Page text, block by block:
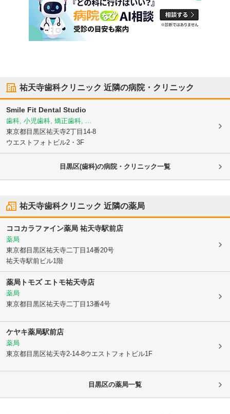
祐天寺歯科クリニック 近隣の病院・クリニック
Smile Fit Dental Studio
歯科, 小児歯科, 矯正歯科, ...
東京都目黒区祐天寺2丁目14-8
ウエストフォトビル2・3F
目黒区(歯科)の病院・クリニック一覧
祐天寺歯科クリニック 近隣の薬局
ココカラファイン薬局 祐天寺駅前店
薬局
東京都目黒区祐天寺二丁目14番20号
祐天寺駅前ビル1階
薬局トモズ エトモ祐天寺店
薬局
東京都目黒区祐天寺二丁目13番4号
ケヤキ薬局駅前店
薬局
東京都目黒区祐天寺2-14-8ウエストフォトビル1F
目黒区の薬局一覧